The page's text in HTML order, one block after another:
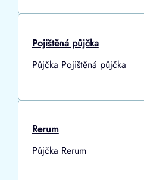
Pojištěná půjčka
Půjčka Pojištěná půjčka
Rerum
Půjčka Rerum